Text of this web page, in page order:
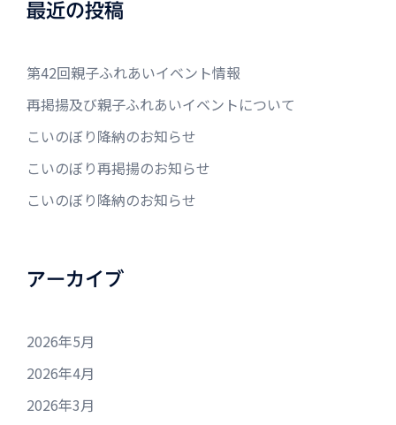
最近の投稿
第42回親子ふれあいイベント情報
再掲揚及び親子ふれあいイベントについて
こいのぼり降納のお知らせ
こいのぼり再掲揚のお知らせ
こいのぼり降納のお知らせ
アーカイブ
2026年5月
2026年4月
2026年3月